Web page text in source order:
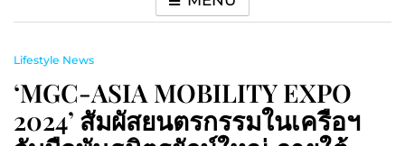
Lifestyle News
‘MGC-ASIA MOBILITY EXPO
2024’ สัมผัสยนตรกรรมในเครือฯ